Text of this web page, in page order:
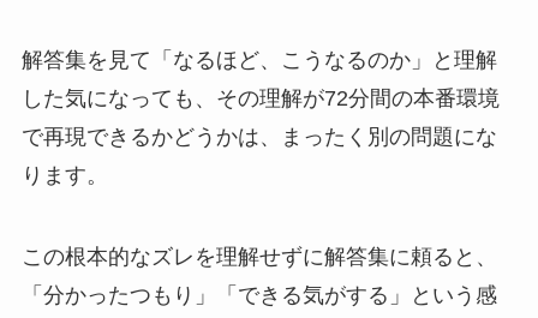
解答集を見て「なるほど、こうなるのか」と理解
した気になっても、その理解が72分間の本番環境
で再現できるかどうかは、まったく別の問題にな
ります。
この根本的なズレを理解せずに解答集に頼ると、
「分かったつもり」「できる気がする」という感